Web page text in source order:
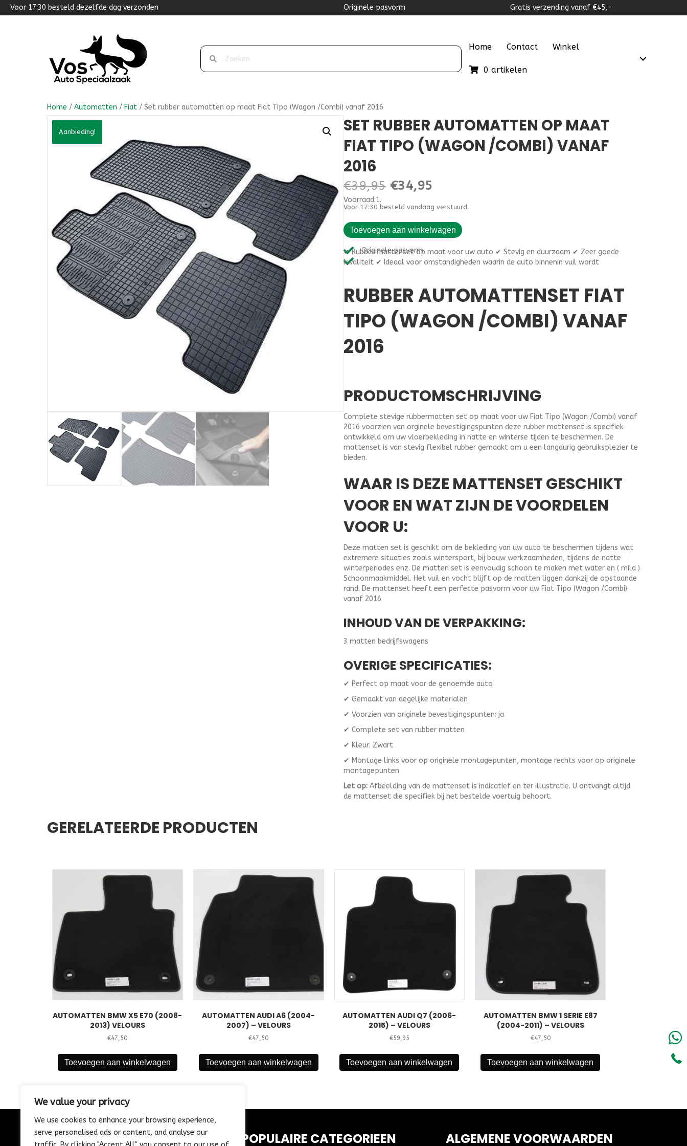
We value your privacy
We use cookies to enhance your browsing experience,
serve personalised ads or content, and analyse our
Voor 17:30 besteld dezelfde dag verzonden Originele pasvorm Gratis verzending vanaf €45,-
Home Contact Winkel
0 artikelen
Home / Automatten / Fiat / Set rubber automatten op maat Fiat Tipo (Wagon /Combi) vanaf 2016
Aanbieding!
SET RUBBER AUTOMATTEN OP MAAT
FIAT TIPO (WAGON /COMBI) VANAF
2016
€39,95 Oorspronkelijke
prijs
was:
€39,95.
€34,95
prijs
is:
€34,95.
Voorraad:1.000000
Voor 17:30 besteld vandaag verstuurd.
Set
rubber
automatten
op
maat
Tipo
(Wagon
vanaf
2016
aantal
Toevoegen aan winkelwagen
Originele pasvorm
✔ Rubber mattenset op maat voor uw auto ✔ Stevig en duurzaam ✔ Zeer goede
kwaliteit ✔ Ideaal voor omstandigheden waarin de auto binnenin vuil wordt
RUBBER AUTOMATTENSET FIAT
TIPO (WAGON /COMBI) VANAF
2016
PRODUCTOMSCHRIJVING
Complete stevige rubbermatten set op maat voor uw Fiat Tipo (Wagon /Combi) vanaf
2016 voorzien van orginele bevestigingspunten deze rubber mattenset is specifiek
ontwikkeld om uw vloerbekleding in natte en winterse tijden te beschermen. De
mattenset is van stevig flexibel rubber gemaakt om u een langdurig gebruiksplezier te
bieden.
WAAR IS DEZE MATTENSET GESCHIKT
VOOR EN WAT ZIJN DE VOORDELEN
VOOR U:
Deze matten set is geschikt om de bekleding van uw auto te beschermen tijdens wat
extremere situaties zoals wintersport, bij bouw werkzaamheden, tijdens de natte
winterperiodes enz. De matten set is eenvoudig schoon te maken met water en ( mild )
Schoonmaakmiddel. Het vuil en vocht blijft op de matten liggen dankzij de opstaande
rand. De mattenset heeft een perfecte pasvorm voor uw Fiat Tipo (Wagon /Combi)
vanaf 2016
INHOUD VAN DE VERPAKKING:
3 matten bedrijfswagens
OVERIGE SPECIFICATIES:
✔ Perfect op maat voor de genoemde auto
✔ Gemaakt van degelijke materialen
✔ Voorzien van originele bevestigingspunten: ja
✔ Complete set van rubber matten
✔ Kleur: Zwart
✔ Montage links voor op originele montagepunten, montage rechts voor op originele
montagepunten
Let op: Afbeelding van de mattenset is indicatief en ter illustratie. U ontvangt altijd
de mattenset die specifiek bij het bestelde voertuig behoort.
GERELATEERDE PRODUCTEN
AUTOMATTEN BMW X5 E70 (2008-
2013) VELOURS
€47,50
Toevoegen aan winkelwagen
AUTOMATTEN AUDI A6 (2004-
2007) – VELOURS
€47,50
Toevoegen aan winkelwagen
AUTOMATTEN AUDI Q7 (2006-
2015) – VELOURS
€59,95
Toevoegen aan winkelwagen
AUTOMATTEN BMW 1 SERIE E87
(2004-2011) – VELOURS
€47,50
Toevoegen aan winkelwagen
CONTACT POPULAIRE CATEGORIEEN ALGEMENE VOORWAARDEN